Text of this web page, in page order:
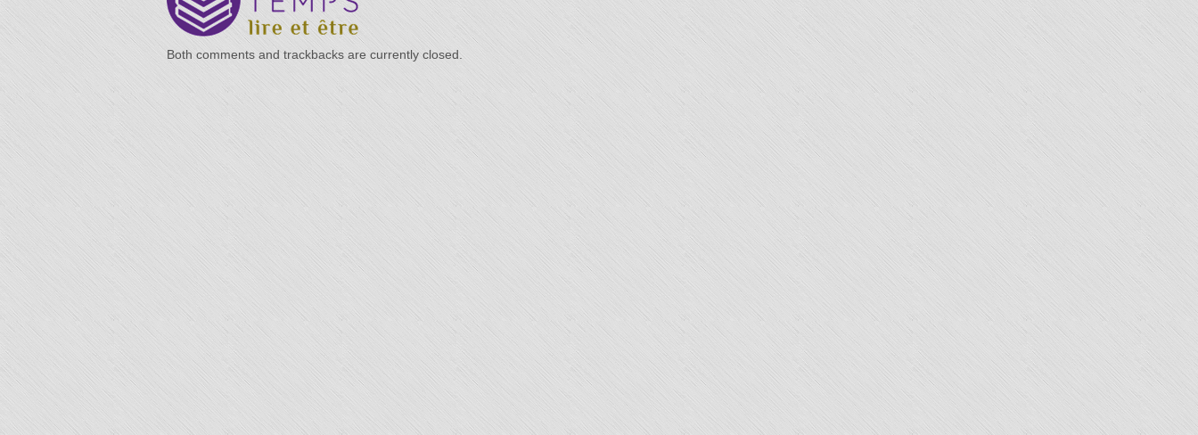
Praticiens
"L'Or du
Temps"
temps
Both comments and trackbacks are currently closed.